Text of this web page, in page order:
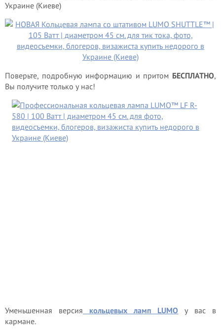
Украине (Киеве)
Поверьте, подробную информацию и притом БЕСПЛАТНО,
Вы получите только у нас!
Уменьшенная версия кольцевых ламп LUMO у вас в
кармане.